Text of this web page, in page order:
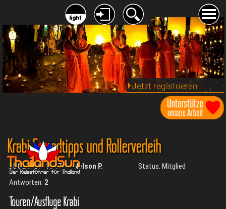
Jetzt registrieren
Krabi Strandtipps und Rollerverleih
25.02.2024 - 19:17 Nelson P.
Status: Mitglied
Antworten: 2
Touren/Ausflüge Krabi